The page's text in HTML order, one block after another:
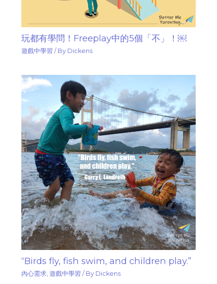
玩都有學問！Freeplay中的5個「不」！￼
遊戲中學習 / By Dickens
“Birds fly, fish swim, and children play.”
內心需求 ,遊戲中學習 / By Dickens